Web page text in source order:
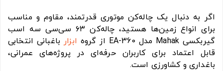
اگر به دنبال یک چاله‌کن موتوری قدرتمند، مقاوم و مناسب
برای انواع زمین‌ها هستید، چاله‌کن ۶۳ سی‌سی سه اسب
گیربکسی Mahak مدل EA-360 از گروه
ابزار باغبانی انتخابی
قابل اعتماد برای کاربران حرفه‌ای در پروژه‌های عمرانی،
باغداری و کشاورزی است.